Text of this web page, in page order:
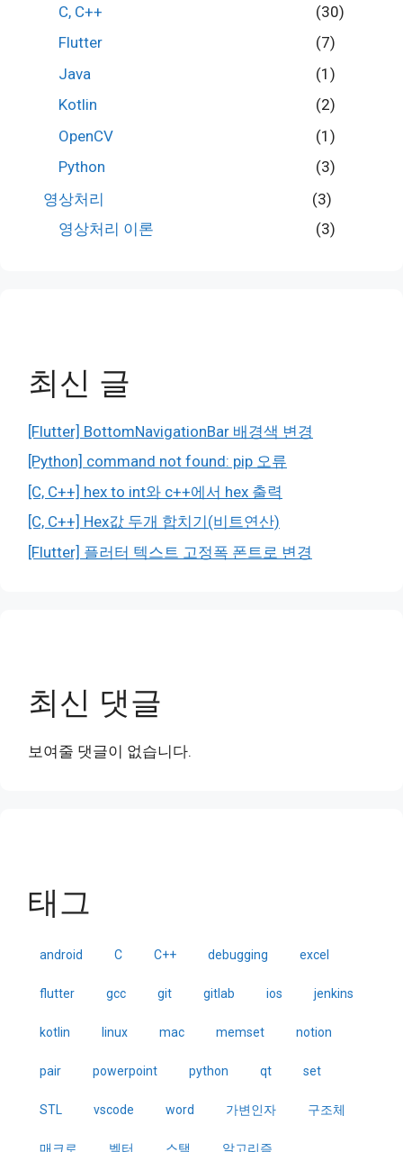
C, C++
(30)
Flutter
(7)
Java
(1)
Kotlin
(2)
OpenCV
(1)
Python
(3)
영상처리
(3)
영상처리 이론
(3)
최신 글
[Flutter] BottomNavigationBar 배경색 변경
[Python] command not found: pip 오류
[C, C++] hex to int와 c++에서 hex 출력
[C, C++] Hex값 두개 합치기(비트연산)
[Flutter] 플러터 텍스트 고정폭 폰트로 변경
최신 댓글
보여줄 댓글이 없습니다.
태그
android C C++ debugging excel
flutter gcc git gitlab ios jenkins
kotlin linux mac memset notion
pair powerpoint python qt set
STL vscode word 가변인자 구조체
매크로 벡터 스택 알고리즘